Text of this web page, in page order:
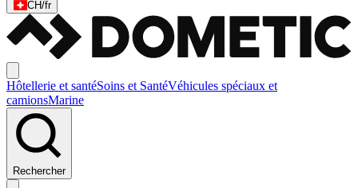
CH/fr
Hôtellerie et santéSoins et SantéVéhicules spéciaux et
camionsMarine
Rechercher